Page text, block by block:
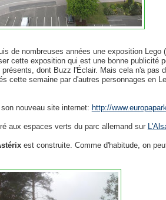
de nombreuses années une exposition Lego
cette exposition qui est une bonne publicité
dont Buzz l'Éclair. Mais cela n'a pas
cette semaine par d'autres personnages en
nouveau site internet: http://
aux espaces verts du parc allemand sur
est construite. Comme d'habitude, on